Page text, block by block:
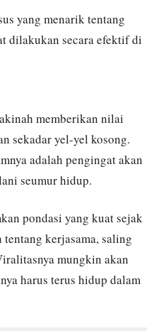
yang menarik tentang
dilakukan secara efektif di
memberikan nilai
sekadar yel-yel kosong.
adalah pengingat akan
seumur hidup.
pondasi yang kuat sejak
kerjasama, saling
mungkin akan
harus terus hidup dalam